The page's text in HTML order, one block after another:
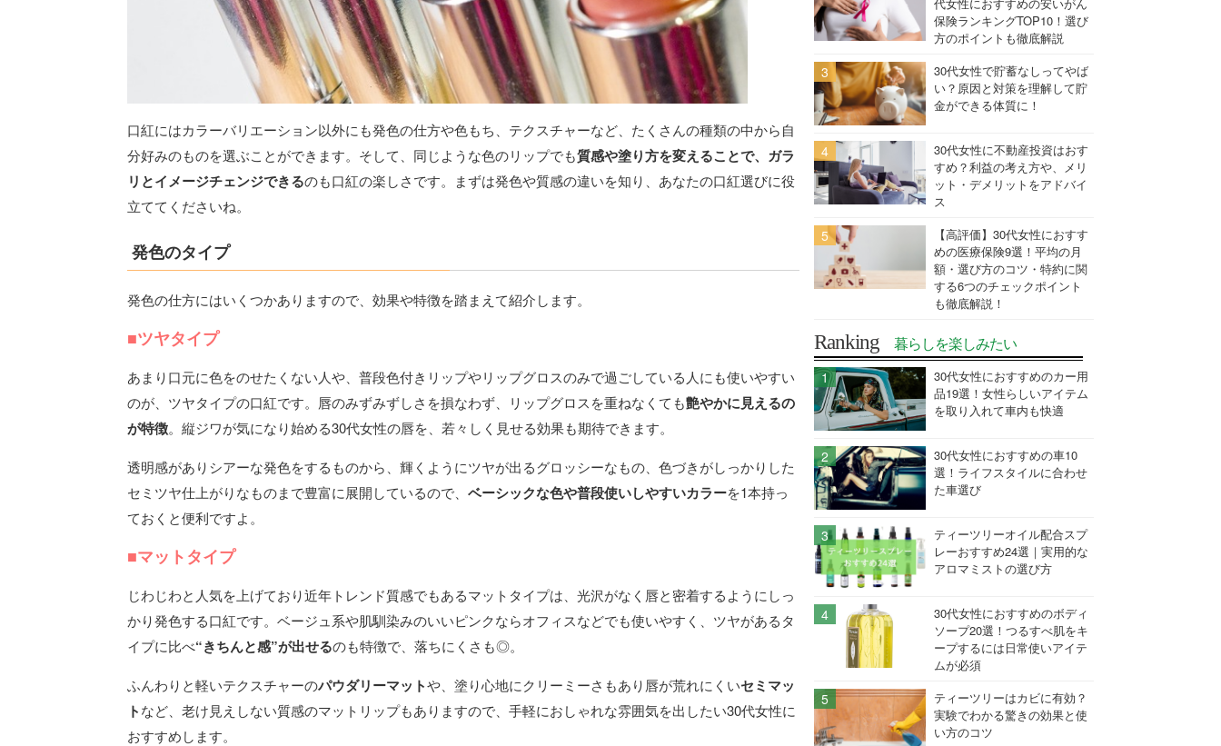
口紅にはカラーバリエーション以外にも発色の仕方や色もち、テクスチャーなど、たくさんの種類の中から自
分好みのものを選ぶことができます。そして、同じような色のリップでも質感や塗り方を変えることで、ガラ
リとイメージチェンジできるのも口紅の楽しさです。まずは発色や質感の違いを知り、あなたの口紅選びに役
立ててくださいね。
発色のタイプ
発色の仕方にはいくつかありますので、効果や特徴を踏まえて紹介します。
■ツヤタイプ
あまり口元に色をのせたくない人や、普段色付きリップやリップグロスのみで過ごしている人にも使いやすい
のが、ツヤタイプの口紅です。唇のみずみずしさを損なわず、リップグロスを重ねなくても艶やかに見えるの
が特徴。縦ジワが気になり始める30代女性の唇を、若々しく見せる効果も期待できます。
透明感がありシアーな発色をするものから、輝くようにツヤが出るグロッシーなもの、色づきがしっかりした
セミツヤ仕上がりなものまで豊富に展開しているので、 ベーシックな色や普段使いしやすいカラーを1本持っ
ておくと便利ですよ。
■マットタイプ
じわじわと人気を上げており近年トレンド質感でもあるマットタイプは、光沢がなく唇と密着するようにしっ
かり発色する口紅です。ベージュ系や肌馴染みのいいピンクならオフィスなどでも使いやすく、ツヤがあるタ
イプに比べ“きちんと感”が出せるのも特徴で、落ちにくさも◎。
ふんわりと軽いテクスチャーのパウダリーマットや、塗り心地にクリーミーさもあり唇が荒れにくいセミマッ
トなど、老け見えしない質感のマットリップもありますので、手軽におしゃれな雰囲気を出したい30代女性に
おすすめします。
保険ランキングTOP10！選び
方のポイントも徹底解説
30代女性で貯蓄なしってやば
い？原因と対策を理解して貯
金ができる体質に！
30代女性に不動産投資はおす
すめ？利益の考え方や、メリ
ット・デメリットをアドバイ
ス
【高評価】30代女性におすす
めの医療保険9選！平均の月
額・選び方のコツ・特約に関
する6つのチェックポイント
も徹底解説！
Ranking 暮らしを楽しみたい
30代女性におすすめのカー用
品19選！女性らしいアイテム
を取り入れて車内も快適
30代女性におすすめの車10
選！ライフスタイルに合わせ
た車選び
ティーツリーオイル配合スプ
レーおすすめ24選｜実用的な
アロマミストの選び方
30代女性におすすめのボディ
ソープ20選！つるすべ肌をキ
ープするには日常使いアイテ
ムが必須
ティーツリーはカビに有効？
実験でわかる驚きの効果と使
い方のコツ